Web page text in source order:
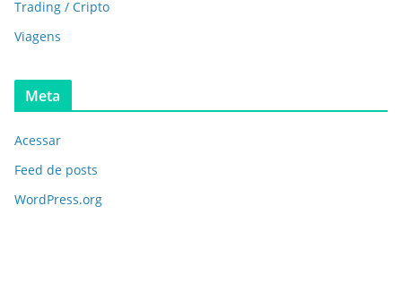
Trading / Cripto
Viagens
Meta
Acessar
Feed de posts
WordPress.org